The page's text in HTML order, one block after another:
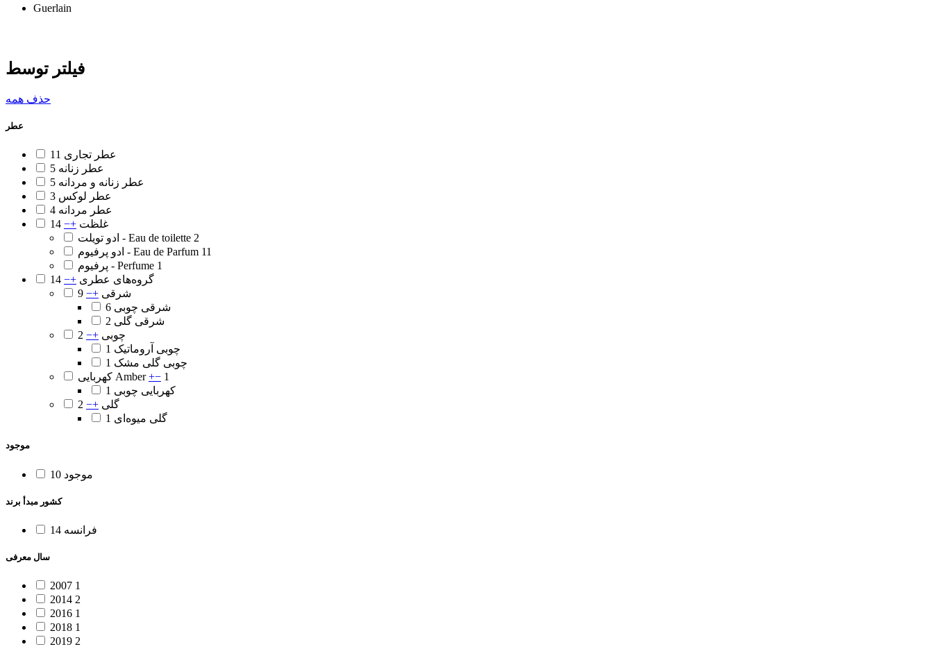
Guerlain
فیلتر توسط
حذف همه
عطر
عطر تجاری 11
عطر زنانه 5
عطر زنانه و مردانه 5
عطر لوکس 3
عطر مردانه 4
غلظت +
−
14
ادو تویلت - Eau de toilette 2
ادو پرفیوم - Eau de Parfum 11
پرفیوم - Perfume 1
گروه‌های عطری +
−
14
شرقی +
−
9
شرقی چوبی 6
شرقی گلی 2
چوبی +
−
2
چوبی آروماتیک 1
چوبی گلی مشک 1
کهربایی Amber +− 1
کهربایی چوبی 1
گلی +
−
2
گلی میوه‌ای 1
موجود
موجود 10
کشور مبدأ برند
فرانسه 14
سال معرفی
2007 1
2014 2
2016 1
2018 1
2019 2